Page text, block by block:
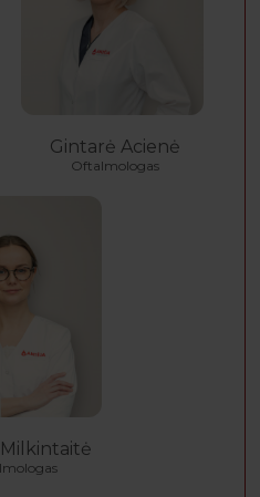
Gintarė Acienė
Oftalmologas